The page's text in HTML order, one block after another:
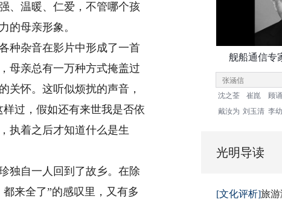
、温暖、仁爱，不管哪个孩
的母亲形象。
杂音在影片中形成了一首
母亲总有一万种方式掩盖过
关怀。这听似烦扰的声音，
过，假如还有来世我是否依
执着之后才知道什么是生
自一人回到了故乡。在除
来全了”的感叹里，又有多
舰船通信专
沈之荃 崔崑 顾
戴汝为 刘玉清 李
光明导读
[文化评析]旅游